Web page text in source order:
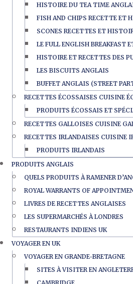
HISTOIRE DU TEA TIME
FISH AND CHIPS RECETTE ET
SCONES RECETTES ET
LE FULL ENGLISH BREAKFAST
HISTOIRE ET RECETTES DES
LES BISCUITS ANGLAIS
BUFFET ANGLAIS (STREET
RECETTES ÉCOSSAISES CUISINE
PRODUITS ÉCOSSAIS ET
RECETTES GALLOISES CUISINE
RECETTES IRLANDAISES CUISINE
PRODUITS IRLANDAIS
PRODUITS ANGLAIS
QUELS PRODUITS À RAMENER
ROYAL WARRANTS OF
LIVRES DE RECETTES ANGLAISES
LES SUPERMARCHÉS À LONDRES
RESTAURANTS INDIENS UK
VOYAGER EN UK
VOYAGER EN GRANDE-BRETAGNE
SITES À VISITER EN